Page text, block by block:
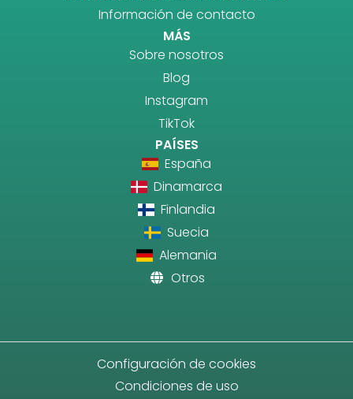
Información de contacto
MÁS
Sobre nosotros
Blog
Instagram
TikTok
PAÍSES
España
Dinamarca
Finlandia
Suecia
Alemania
Otros
Configuración de cookies
Condiciones de uso